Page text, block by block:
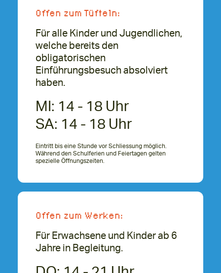
Offen zum Tüfteln:
Für alle Kinder und Jugendlichen,
welche bereits den
obligatorischen
Einführungsbesuch absolviert
haben.
MI: 14 - 18 Uhr
SA: 14 - 18 Uhr
Eintritt bis eine Stunde vor Schliessung möglich.
Während den Schulferien und Feiertagen gelten
spezielle Öffnungszeiten
Offen zum Werken:
Für Erwachsene und Kinder ab 6
Jahre in Begleitung.